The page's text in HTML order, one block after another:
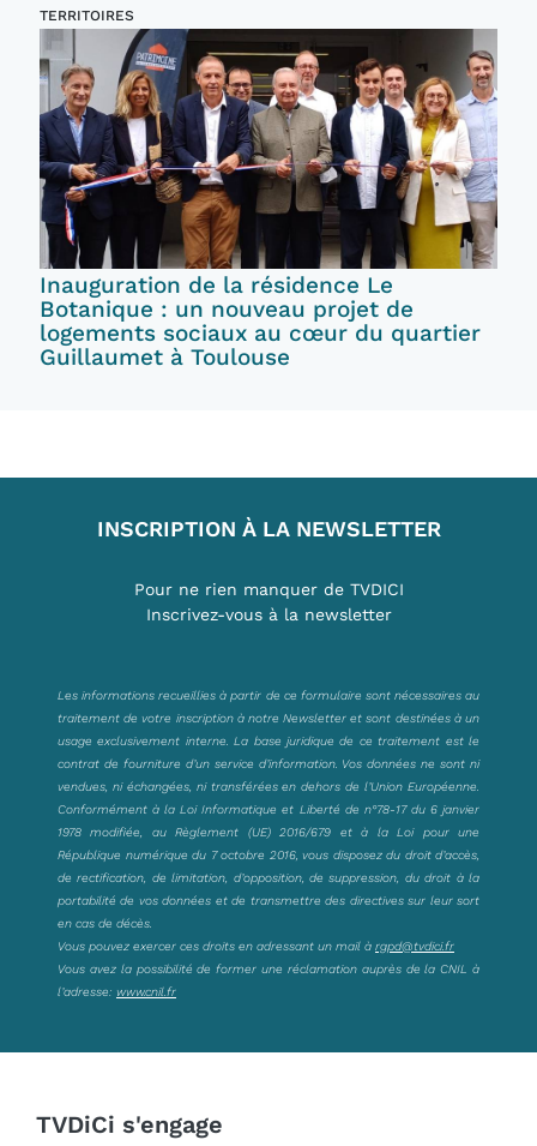
TERRITOIRES
Inauguration de la résidence Le
Botanique : un nouveau projet de
logements sociaux au cœur du quartier
Guillaumet à Toulouse
INSCRIPTION À LA NEWSLETTER
Pour ne rien manquer de TVDICI
Inscrivez-vous à la newsletter
Les informations recueillies à partir de ce formulaire sont nécessaires au
traitement de votre inscription à notre Newsletter et sont destinées à un
usage exclusivement interne. La base juridique de ce traitement est le
contrat de fourniture d’un service d’information. Vos données ne sont ni
vendues, ni échangées, ni transférées en dehors de l’Union Européenne.
Conformément à la Loi Informatique et Liberté de n°78-17 du 6 janvier
1978 modifiée, au Règlement (UE) 2016/679 et à la Loi pour une
République numérique du 7 octobre 2016, vous disposez du droit d’accès,
de rectification, de limitation, d’opposition, de suppression, du droit à la
portabilité de vos données et de transmettre des directives sur leur sort
en cas de décès.
Vous pouvez exercer ces droits en adressant un mail à rgpd@tvdici.fr
Vous avez la possibilité de former une réclamation auprès de la CNIL à
l’adresse: www.cnil.fr
TVDiCi s'engage